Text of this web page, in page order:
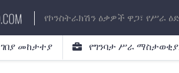
የኮንስትራክሽን ዕቃዎች ዋጋ፣ የሥራ
ገበያ መከታተያ የግንባታ ሥራ